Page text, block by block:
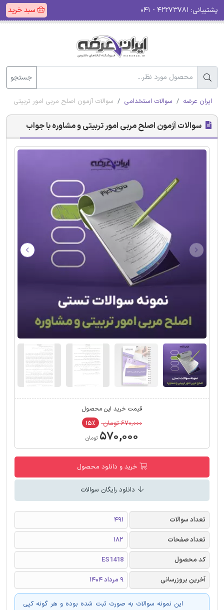
پشتیبانی: سبد خرید
جستجو
ایران عرضه سوالات استخدامی سوالات آزمون اصلح مربی امور تربیتی و
سوالات آزمون اصلح مربی امور تربیتی و مشاوره با جواب
قیمت خرید این محصول
۶۷۰,۰۰۰ تومان ۱۵٪
۵۷۰,۰۰۰ تومان
خرید و دانلود محصول
دانلود رایگان سوالات
تعداد سوالات
491
تعداد صفحات
182
کد محصول
ES1418
آخرین بروزرسانی
9 مرداد 1404
این نمونه سوالات به صورت ثبت شده بوده و هر گونه کپی